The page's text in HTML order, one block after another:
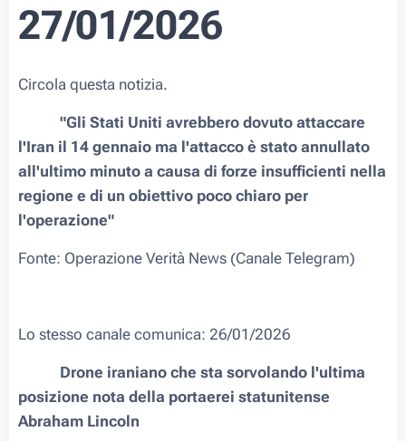
27/01/2026
Circola questa notizia.
"Gli Stati Uniti avrebbero dovuto attaccare
l'Iran il 14 gennaio ma l'attacco è stato annullato
all'ultimo minuto a causa di forze insufficienti nella
regione e di un obiettivo poco chiaro per
l'operazione"
Fonte: Operazione Verità News (Canale Telegram)
Lo stesso canale comunica: 26/01/2026
Drone iraniano che sta sorvolando l'ultima
posizione nota della portaerei statunitense
Abraham Lincoln